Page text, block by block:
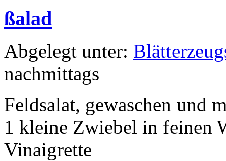
ßalad
Abgelegt unter:
nachmittags
Feldsalat, gewaschen und
1 kleine Zwiebel in feinen
Vinaigrette